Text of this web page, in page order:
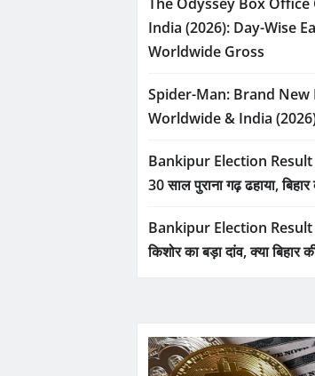
India (2026): Day-Wise
Worldwide Gross
Spider-Man: Brand
Worldwide & India
Bankipur Election Result
30 साल पुराना गढ़ ढहाया,
Bankipur Election Result
किशोर का बड़ा दांव, क्या बिहार